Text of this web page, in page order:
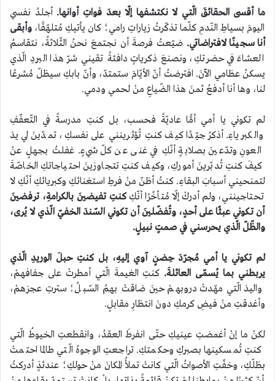
ما أقسى الحقائقَ الّتي لا نكتشفها إلّا بعدَ فواتِ أوانها. أجلدُ نفسي
اليومَ بسياطِ النّدمِ كلّما تذكّرتُ زياراتِ رامي؛ كان يأتيكِ مُتلهّفًا، وأبقى
أنا سجينًا لافتراضاتي. ضيّعتُ فرصةَ أن نجتمعَ نحنُ الثّلاثةُ، نتقاسمُ
العشاءَ في حضرتكِ، ونصنعَ ذكرياتٍ دافئةً تقيني شرّ هذا البردِ الّذي
يسكنُ عظامي الآنَ. افترضتُ أنّ الأيّامَ ستمتدّ، وأنّ بابكِ سيظلّ مُشرعًا
لنا، وها أنا أدفعُ ثمنَ هذا الضّياعِ منْ لحمي ودمي.
لم تكوني يا أمي أمًّا عاديّةً فحسب، بل كنتِ مدرسةً في التّعفّفِ
والكبرياءِ. أذكرُ جيّدًا كيف كنتِ تُؤثرينني على نفسكِ، تمدّينَ لي يدَ
العونِ وتدّعينَ بصلابةٍ أنّكِ في غنى عن كلّ شيءٍ. غفلتُ بجهلٍ عنْ
كيفَ كنتِ تُدبّرينَ أموركِ، وكيف كنتِ تتجاوزينَ احتياجاتكِ الخاصّةَ
لتمنحيني أسبابَ البقاءِ. كنتُ أظنّ منْ فرطِ استغنائكِ وكبريائكِ أنّكِ لا
تحتاجينني، ولم أدركْ إلّا مُتأخّرًا أنّكِ كنتِ تفيضينَ بالكرامةِ، ترفضينَ
أن تكوني عبئًا على أحدٍ، وتُفضّلينَ أن تكوني السّندَ الخفيّ الّذي لا يُرى،
والظّلّ الّذي يحرسني في صمتٍ نبيلٍ.
لم تكوني يا أمي مُجرّدَ حِضنٍ آوي إليهِ، بل كنتِ حبلَ الوريدِ الّذي
يربطني بما يُسمّى العائلةَ. كنتِ الغيمةَ الّتي أمطرتْ على جفافهمْ،
واليدَ الّتي مهّدتْ دروبهمْ حينَ ضاقتْ بهمُ السّبلُ؛ سترتِ عجزهمْ،
وأغدقتِ منْ فيضِ كرمكِ دونَ انتظارِ مقابلٍ.
لكنْ ما إنْ أغمضتِ عينيكِ حتّى انفرطَ العقدُ، وانقطعتِ الخيوطُ الّتي
كنتِ تُمسكينها بصبركِ وحكمتكِ. تراجعتِ الوجوهُ الّتي طالما احتمتْ
بظلّكِ، وخفّتِ الأصواتُ الّتي كانتْ تملأُ المكانَ منْ حولكِ؛ عندئذٍ أدركتُ